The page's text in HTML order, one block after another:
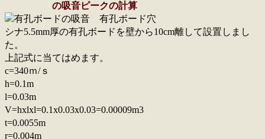
の吸音ピークの計算
シナ5.5mm厚の有孔ボードを壁から10cm離して設置しまし
た。
上記式に当てはめます。
c=340ｍ/ｓ
h=0.1m
l=0.03m
V=hxlxl=0.1x0.03x0.03=0.00009m3
t=0.0055m
r=0.004m